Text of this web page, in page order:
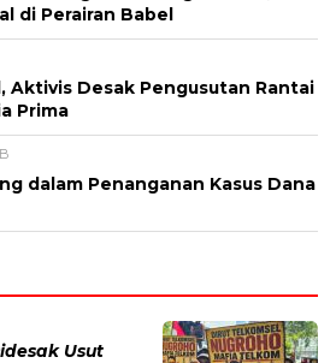
di Perairan Babel
Aktivis Desak Pengusutan Rantai
Prima
dalam Penanganan Kasus Dana
Usut